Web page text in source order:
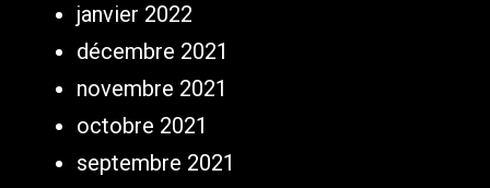
janvier 2022
décembre 2021
novembre 2021
octobre 2021
septembre 2021